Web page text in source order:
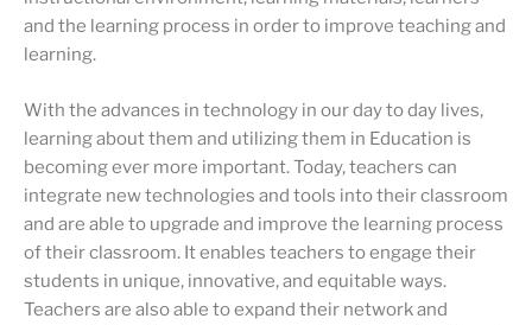
and the learning process in order to improve teaching and
learning.
With the advances in technology in our day to day lives,
learning about them and utilizing them in Education is
becoming ever more important. Today, teachers can
integrate new technologies and tools into their classroom
and are able to upgrade and improve the learning process
of their classroom. It enables teachers to engage their
students in unique, innovative, and equitable ways.
Teachers are also able to expand their network and